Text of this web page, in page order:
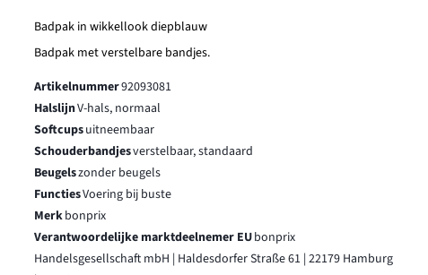
Badpak in wikkellook diepblauw
Badpak met verstelbare bandjes.
Artikelnummer92093081
HalslijnV-hals, normaal
Softcupsuitneembaar
Schouderbandjesverstelbaar, standaard
Beugelszonder beugels
FunctiesVoering bij buste
Merkbonprix
Verantwoordelijke marktdeelnemer EUbonprix
Handelsgesellschaft mbH | Haldesdorfer Straße 61 | 22179 Hamburg